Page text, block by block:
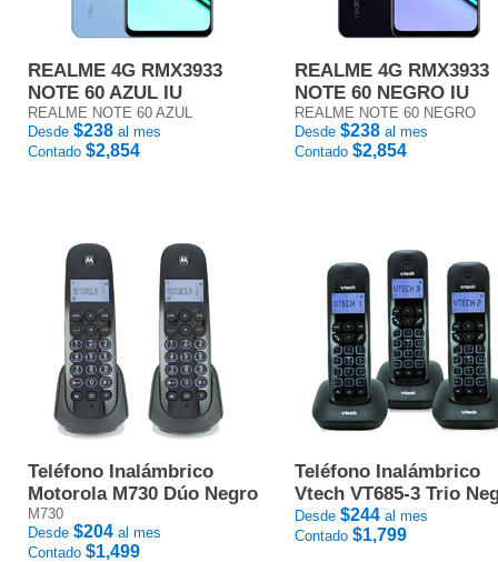
REALME 4G RMX3933
NOTE 60 AZUL IU
REALME NOTE 60 AZUL
Desde $238 al mes
Contado $2,854
REALME 4G RMX3933
NOTE 60 NEGRO IU
REALME NOTE 60 NEGRO
Desde $238 al mes
Contado $2,854
Teléfono Inalámbrico
Motorola M730 Dúo Negro
M730
Desde $204 al mes
Contado $1,499
Teléfono Inalámbrico
Vtech VT685-3 Trio
Desde $244 al mes
Contado $1,799